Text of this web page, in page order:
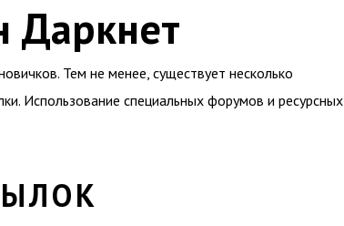
Даркнет
Тем не менее, существует несколько
Использование специальных форумов и ресурсных